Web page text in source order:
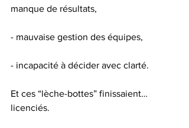
manque de résultats,
- mauvaise gestion des équipes,
- incapacité à décider avec clarté.
Et ces “lèche-bottes” finissaient…
licenciés.